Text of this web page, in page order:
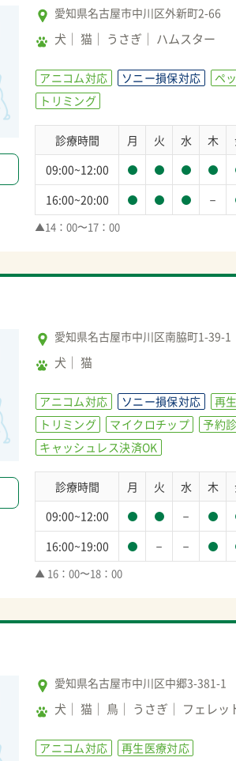
愛知県名古屋市中川区外新町2-66
犬 猫 うさぎ ハムスター
アニコム対応 ソニー損保対応
ペ
トリミング
診療時間 月 火 水 木
09:00~12:00
16:00~20:00 －
▲14：00〜17：00
愛知県名古屋市中川区南脇町1-39-1
犬 猫
アニコム対応 ソニー損保対応
再
トリミング
マイクロチップ
予約
キャッシュレス決済OK
診療時間 月 火 水 木
09:00~12:00
－
16:00~19:00 － －
▲ 16：00〜18：00
愛知県名古屋市中川区中郷3-381-1
犬 猫 鳥 うさぎ フェレッ
アニコム対応
再生医療対応